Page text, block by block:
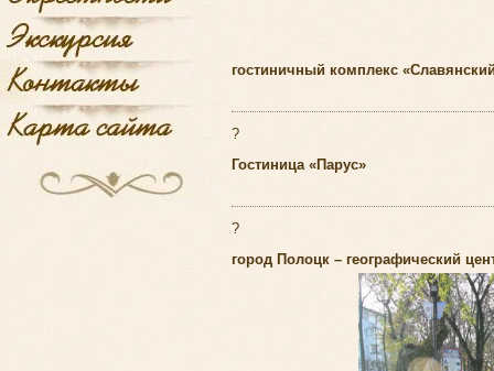
гостиничный комплекс
?
Гостиница «Парус»
?
город Полоцк – географический